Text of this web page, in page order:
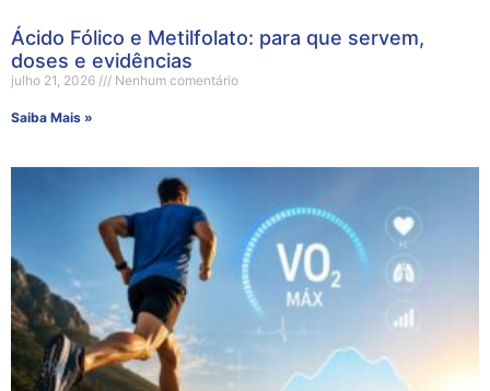
Ácido Fólico e Metilfolato: para que servem,
doses e evidências
julho 21, 2026 Nenhum comentário
Saiba Mais »